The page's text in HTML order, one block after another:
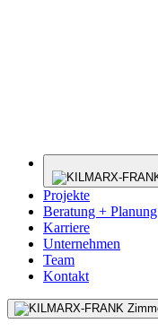
Projekte
Beratung + Planung
Karriere
Unternehmen
Team
Kontakt